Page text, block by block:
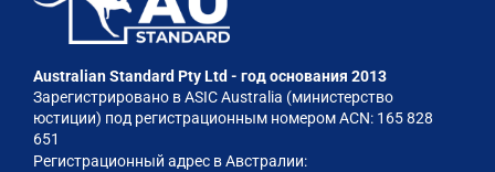
Australian Standard Pty Ltd - год основания 2013
Зарегистрировано в ASIC Australia (министерство
юстиции) под регистрационным номером ACN: 165 828
651
Регистрационный адрес в Австралии: